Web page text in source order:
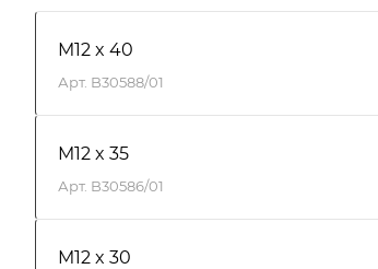
M12 x 40
Арт. B30588/01
M12 x 35
Арт. B30586/01
M12 x 30